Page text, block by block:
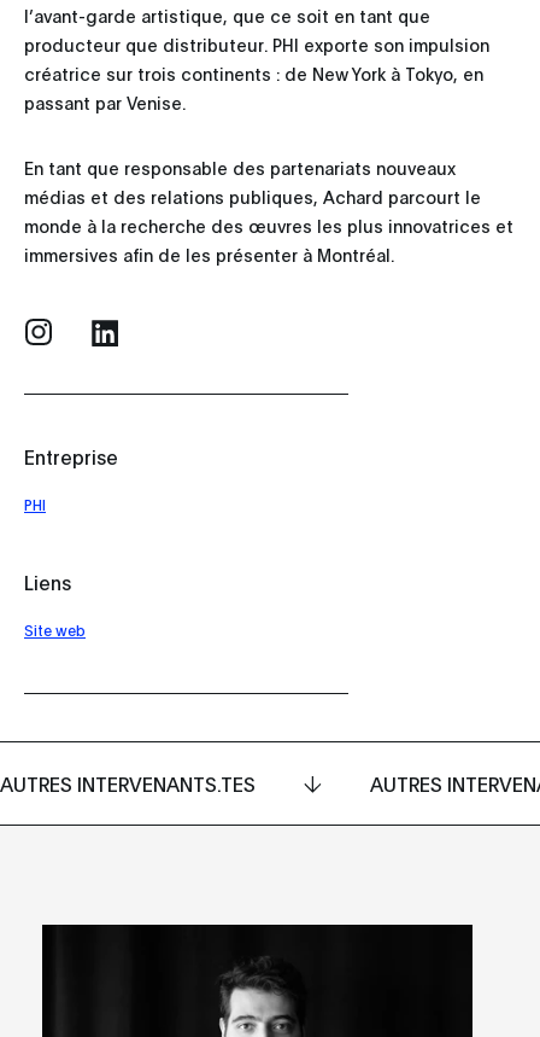
l’avant-garde artistique, que ce soit en tant que
producteur que distributeur. PHI exporte son impulsion
créatrice sur trois continents : de New York à Tokyo, en
passant par Venise.
En tant que responsable des partenariats nouveaux
médias et des relations publiques, Achard parcourt le
monde à la recherche des œuvres les plus innovatrices et
immersives afin de les présenter à Montréal.
Entreprise
PHI
Liens
Site web
AUTRES INTERVENANTS.TES AUTRES